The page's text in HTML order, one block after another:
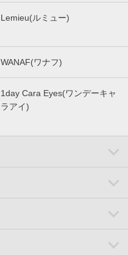
Lemieu(ルミュー)
WANAF(ワナフ)
1day Cara Eyes(ワンデーキャ
ラアイ)